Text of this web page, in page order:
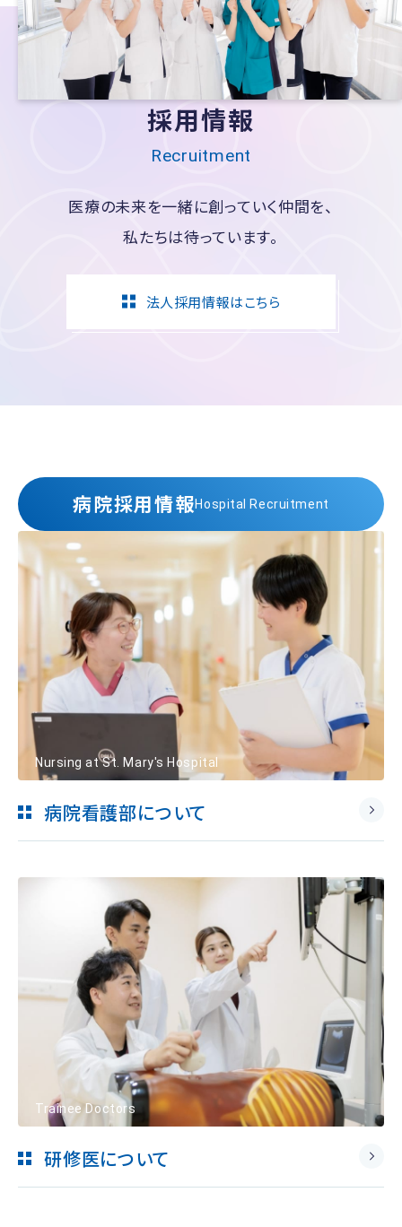
採用情報
Recruitment
医療の未来を一緒に創っていく仲間を、
私たちは待っています。
法人採用情報はこちら
病院採用情報Hospital Recruitment
Nursing at St. Mary's Hospital
病院看護部について
Trainee Doctors
研修医について